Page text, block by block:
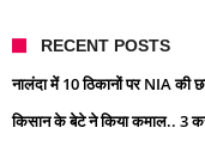
RECENT POSTS
नालंदा में 10 ठिकानों पर NIA की
किसान के बेटे ने किया कमाल.. 3